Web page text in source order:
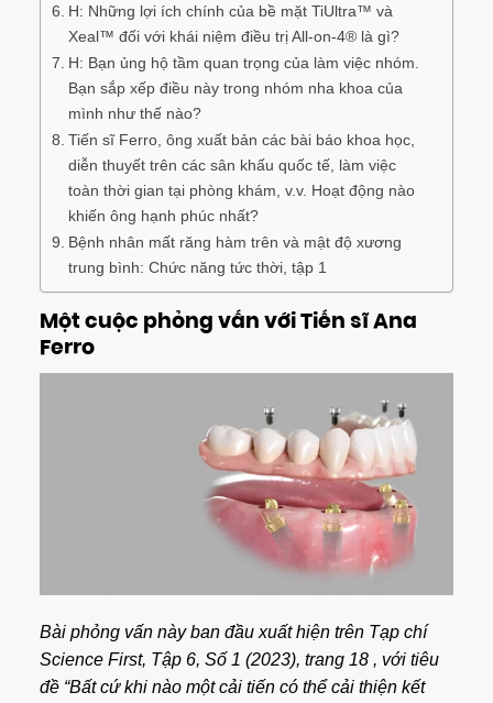
H: Những lợi ích chính của bề mặt TiUltra™ và
Xeal™ đối với khái niệm điều trị All-on-4® là gì?
H: Bạn ủng hộ tầm quan trọng của làm việc nhóm.
Bạn sắp xếp điều này trong nhóm nha khoa của
mình như thế nào?
Tiến sĩ Ferro, ông xuất bản các bài báo khoa học,
diễn thuyết trên các sân khấu quốc tế, làm việc
toàn thời gian tại phòng khám, v.v. Hoạt động nào
khiến ông hạnh phúc nhất?
Bệnh nhân mất răng hàm trên và mật độ xương
trung bình: Chức năng tức thời, tập 1
Một cuộc phỏng vấn với Tiến sĩ Ana
Ferro
Bài phỏng vấn này ban đầu xuất hiện trên Tạp chí
Science First, Tập 6, Số 1 (2023), trang 18, với tiêu
đề “Bất cứ khi nào một cải tiến có thể cải thiện kết